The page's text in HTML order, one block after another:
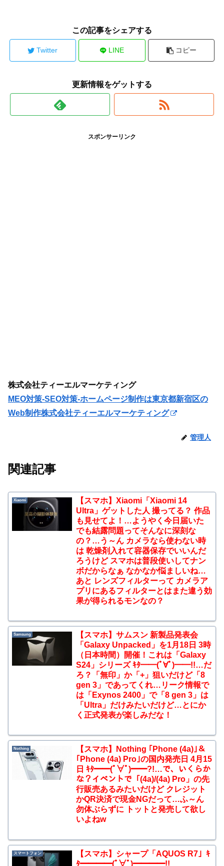
この記事をシェアする
Twitter LINE コピー
更新情報をゲットする
スポンサーリンク
株式会社ティーエルマーケティング
MEO対策-SEO対策-ホームページ制作は東京都新宿区の
Web制作株式会社ティーエルマーケティング
管理人
関連記事
Xiaomi
【スマホ】Xiaomi「Xiaomi 14
Ultra」ゲットした人 撮ってる？ 作品
も見せてよ！…ようやく今日届いた
でも結露問題ってそんなに深刻な
の？…う～ん カメラなら使わない時
は 乾燥剤入れて容器保存でいいんだ
ろうけど スマホは普段使いしてナン
ボだからなぁ なかなか悩ましいね…
あと レンズフィルターって カメラア
プリにあるフィルターとはまた違う効
果が得られるモンなの？
Samsung
【スマホ】サムスン 新製品発表会
「Galaxy Unpacked」を1月18日 3時
（日本時間）開催！これは「Galaxy
S24」シリーズ ｷﾀ━━(ﾟ∀ﾟ)━━!!…だ
ろ？「無印」か「+」狙いだけど「8
gen 3」であってくれ…リーク情報で
は「Exynos 2400」で「8 gen 3」は
「Ultra」だけみたいだけど…とにか
く正式発表が楽しみだな！
Nothing
【スマホ】Nothing ｢Phone (4a)｣＆
｢Phone (4a) Pro｣の国内発売日 4月15
日 ｷﾀ━━(ﾟ∀ﾟ)━━?!…で、いくらか
な？イベントで「(4a)/(4a) Pro」の先
行販売あるみたいだけど クレジット
かQR決済で現金NGだって…ふ～ん
勿体ぶらずに トットと発売して欲し
いよねw
スマートフォン
【スマホ】シャープ「AQUOS R7」ｷ
ﾀ━━━━(ﾟ∀ﾟ)━━━━!!